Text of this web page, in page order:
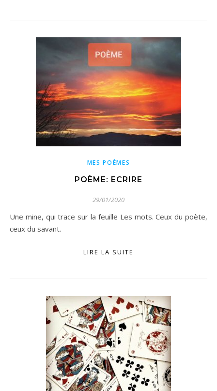
MES POÈMES
POÈME: ECRIRE
29/01/2020
Une mine, qui trace sur la feuille Les mots. Ceux du poète,
ceux du savant.
LIRE LA SUITE